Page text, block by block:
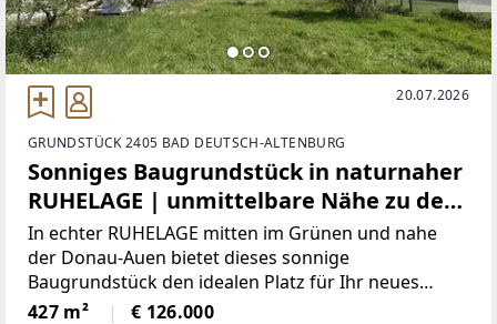
20.07.2026
GRUNDSTÜCK 2405 BAD DEUTSCH-ALTENBURG
Sonniges Baugrundstück in naturnaher
RUHELAGE | unmittelbare Nähe zu den
Donau-Auen | Heurigen zu Fuß
erreichbar
In echter RUHELAGE mitten im Grünen und nahe
der Donau-Auen bietet dieses sonnige
Baugrundstück den idealen Platz für Ihr neues
Zuhause. Das Grundstück umfasst 427 m² und ist
427 m² € 126.000